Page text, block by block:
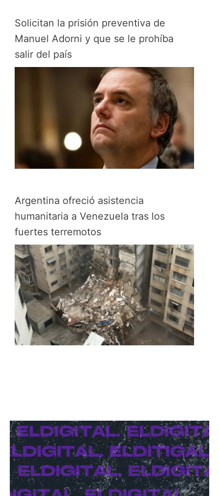
Solicitan la prisión preventiva de
Manuel Adorni y que se le prohíba
salir del país
Argentina ofreció asistencia
humanitaria a Venezuela tras los
fuertes terremotos